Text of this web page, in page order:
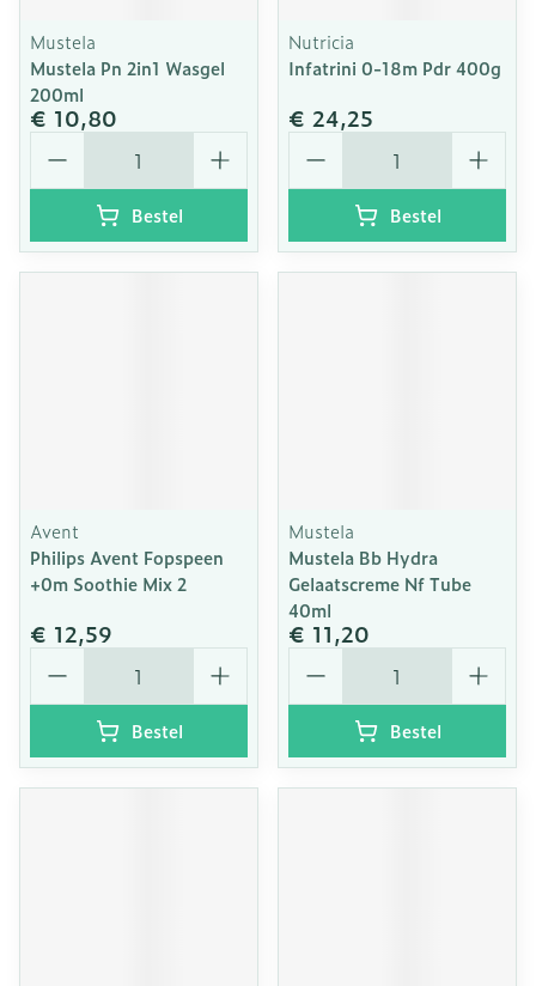
Mustela
Mustela Pn 2in1 Wasgel
200ml
€ 10,80
Aantal
Bestel
Nutricia
Infatrini 0-18m Pdr 400g
€ 24,25
Aantal
Bestel
Avent
Philips Avent Fopspeen
+0m Soothie Mix 2
€ 12,59
Aantal
Bestel
Mustela
Mustela Bb Hydra
Gelaatscreme Nf Tube
40ml
€ 11,20
Aantal
Bestel